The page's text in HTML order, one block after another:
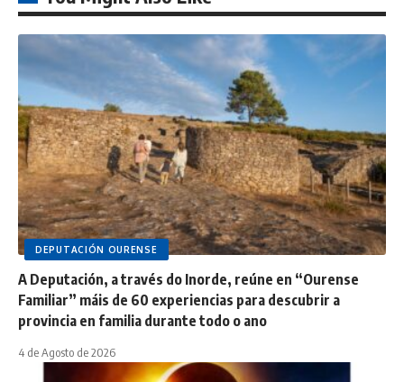
DEPUTACIÓN OURENSE
A Deputación, a través do Inorde, reúne en “Ourense
Familiar” máis de 60 experiencias para descubrir a
provincia en familia durante todo o ano
4 de Agosto de 2026